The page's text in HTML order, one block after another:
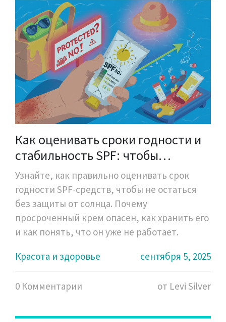
Как оценивать сроки годности и
стабильность SPF: чтобы
защищать кожу
Узнайте, как правильно оценивать срок
годности SPF-средств, чтобы не остаться
без защиты от солнца. Почему
просроченный крем опасен, как хранить его
и как понять, что он уже не работает.
Красота и здоровье
сентября 5, 2025
0 Комментарии от Levi Silver